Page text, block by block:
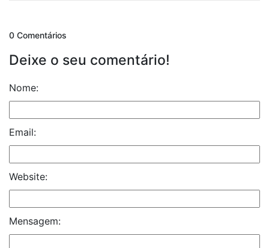
0 Comentários
Deixe o seu comentário!
Nome:
Email:
Website:
Mensagem: